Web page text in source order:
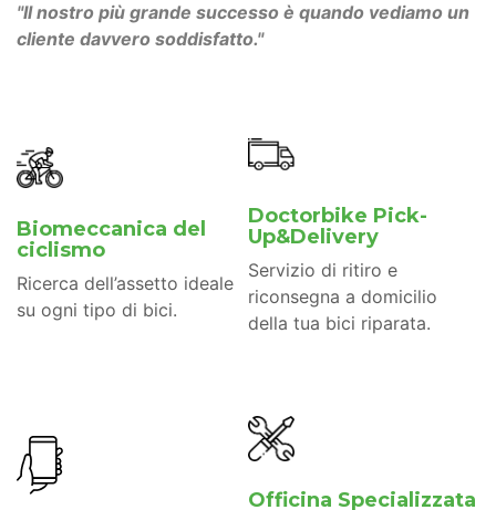
"Il nostro più grande successo è quando vediamo un
cliente davvero soddisfatto."
Biomeccanica del
ciclismo
Ricerca dell’assetto ideale
su ogni tipo di bici.
Doctorbike Pick-
Up&Delivery
Servizio di ritiro e
riconsegna a domicilio
della tua bici riparata.
Officina Specializzata